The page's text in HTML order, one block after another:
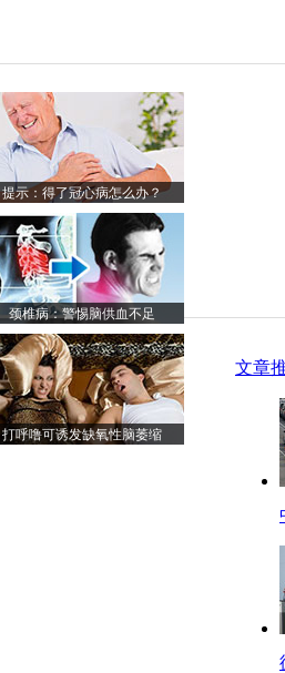
提示：得了冠心病怎么办？
颈椎病：警惕脑供血不足
打呼噜可诱发缺氧性脑萎缩
文章